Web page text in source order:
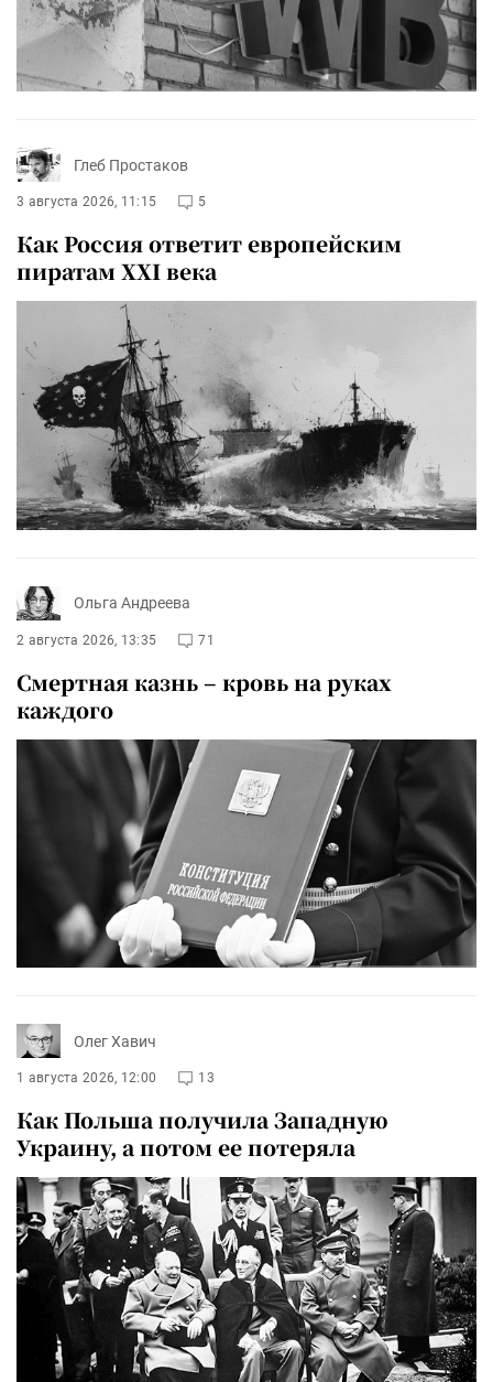
Глеб Простаков
3 августа 2026, 11:15 5
Как Россия ответит европейским
пиратам XXI века
Ольга Андреева
2 августа 2026, 13:35 71
Смертная казнь – кровь на руках
каждого
Олег Хавич
1 августа 2026, 12:00 13
Как Польша получила Западную
Украину, а потом ее потеряла